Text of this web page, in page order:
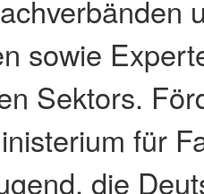
sowie
Sektors.
für
die